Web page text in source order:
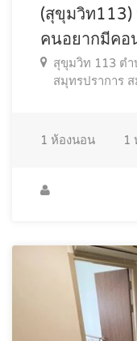
(สุขุมวิท113)
คนอยากมีคอ
สุขุมวิท 113 ตำ
สมุทรปราการ
1 ห้องนอน 1